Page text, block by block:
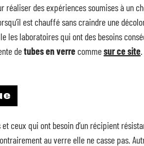
des expériences soumises à un
est chauffé sans craindre une
les laboratoires qui ont des besoins
detubes en verre commesur ce site.
ceux qui ont besoin d’un récipient
au verre elle ne casse pas.